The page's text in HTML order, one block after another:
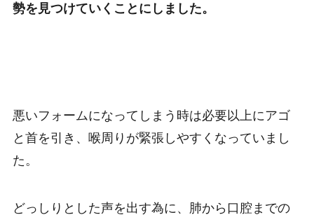
勢を見つけていくことにしました。
悪いフォームになってしまう時は必要以上にアゴ
と首を引き、喉周りが緊張しやすくなっていまし
た。
どっしりとした声を出す為に、肺から口腔までの